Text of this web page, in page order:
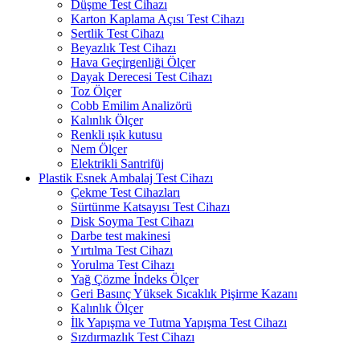
Düşme Test Cihazı
Karton Kaplama Açısı Test Cihazı
Sertlik Test Cihazı
Beyazlık Test Cihazı
Hava Geçirgenliği Ölçer
Dayak Derecesi Test Cihazı
Toz Ölçer
Cobb Emilim Analizörü
Kalınlık Ölçer
Renkli ışık kutusu
Nem Ölçer
Elektrikli Santrifüj
Plastik Esnek Ambalaj Test Cihazı
Çekme Test Cihazları
Sürtünme Katsayısı Test Cihazı
Disk Soyma Test Cihazı
Darbe test makinesi
Yırtılma Test Cihazı
Yorulma Test Cihazı
Yağ Çözme İndeks Ölçer
Geri Basınç Yüksek Sıcaklık Pişirme Kazanı
Kalınlık Ölçer
İlk Yapışma ve Tutma Yapışma Test Cihazı
Sızdırmazlık Test Cihazı